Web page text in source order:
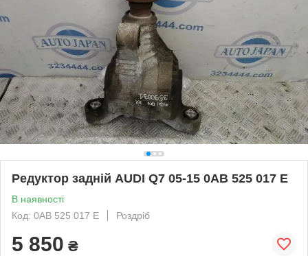
Редуктор задній AUDI Q7 05-15 0AB 525 017 E
В наявності
Код: 0AB 525 017 E
Роздріб
5 850 ₴